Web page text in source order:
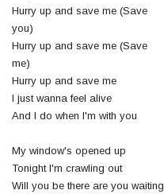
Hurry up and save me (Save
you)
Hurry up and save me (Save
me)
Hurry up and save me
I just wanna feel alive
And I do when I'm with you
My window's opened up
Tonight I'm crawling out
Will you be there are you waiting